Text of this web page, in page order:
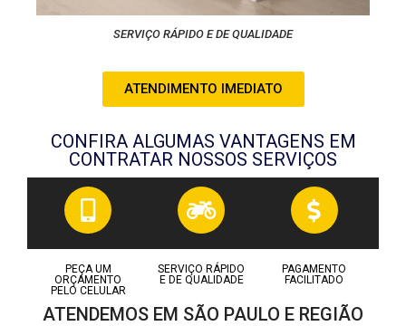
SERVIÇO RÁPIDO E DE QUALIDADE
ATENDIMENTO IMEDIATO
CONFIRA ALGUMAS VANTAGENS EM
CONTRATAR NOSSOS SERVIÇOS
PEÇA UM
ORÇAMENTO
PELO CELULAR
SERVIÇO RÁPIDO
E DE QUALIDADE
PAGAMENTO
FACILITADO
ATENDEMOS EM SÃO PAULO E REGIÃO